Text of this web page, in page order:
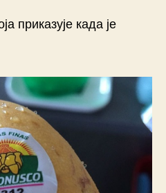
приказује када је